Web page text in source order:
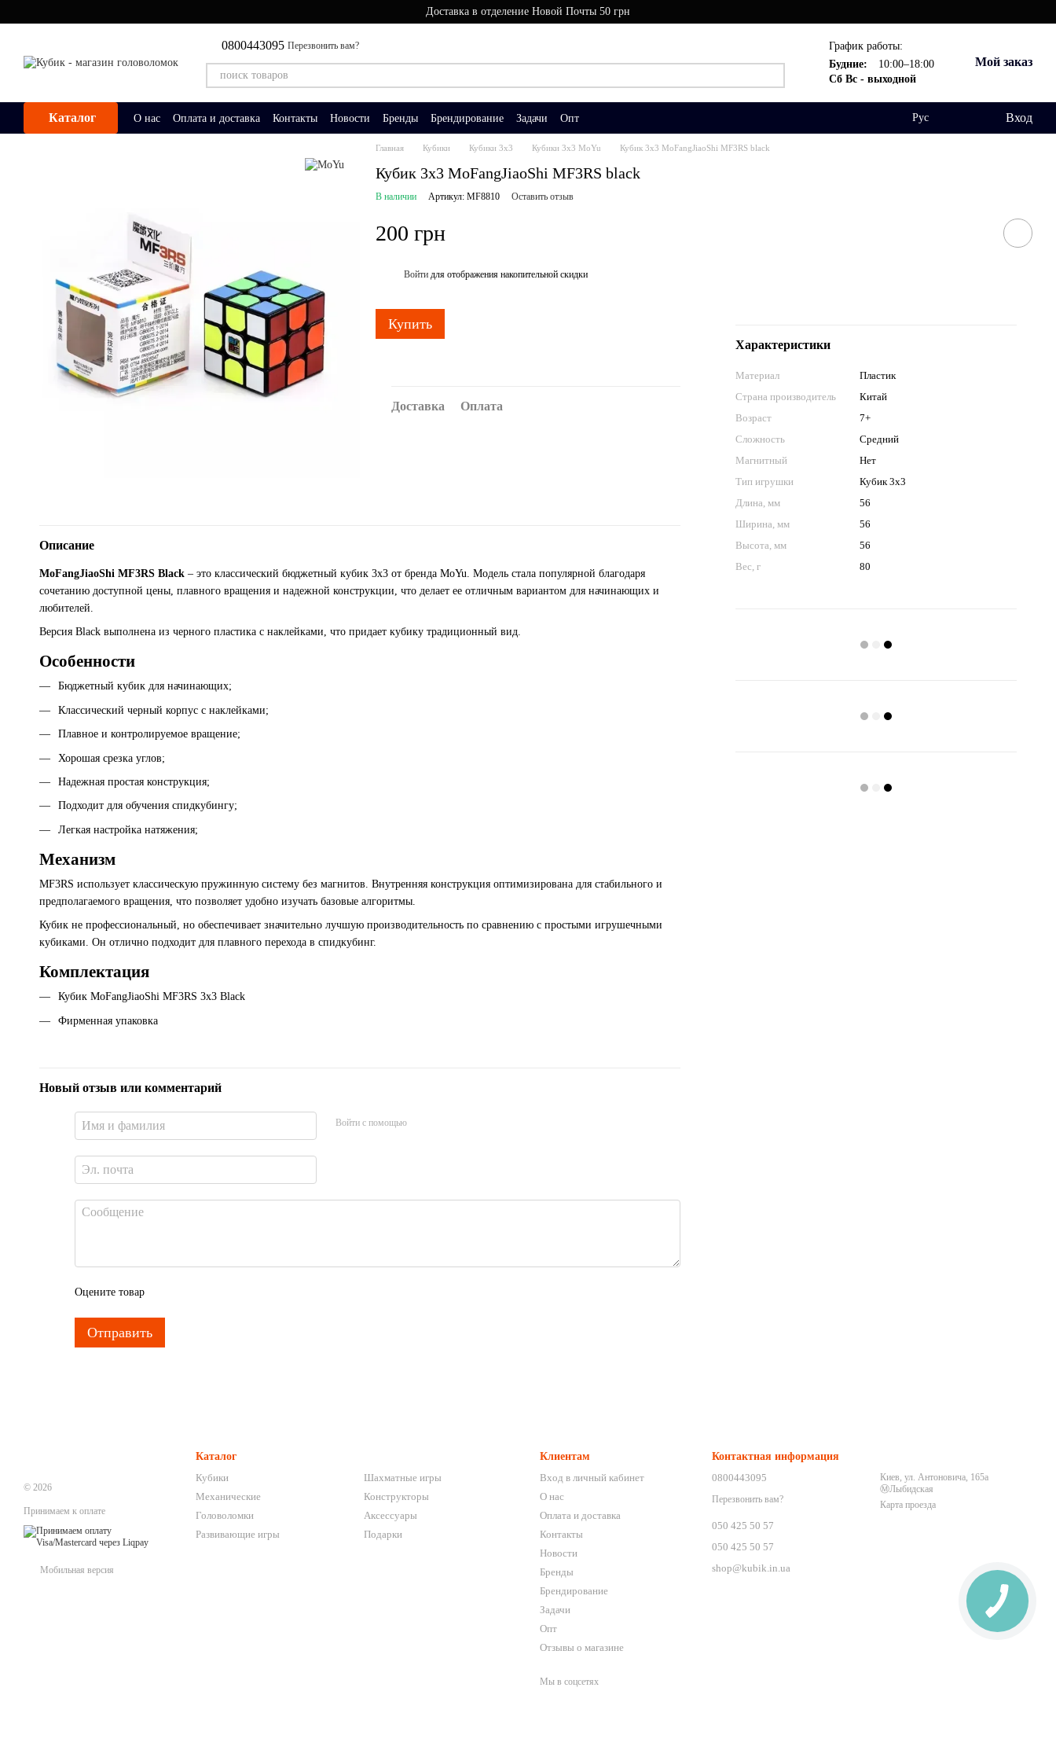
Доставка в отделение Новой Почты 50 грн
0800443095 Перезвонить вам?
График работы:
Будние:
10:00–18:00
Сб Вс - выходной
Мой заказ
Каталог О нас Оплата и доставка Контакты Новости Бренды Брендирование Задачи Опт Рус Вход
Главная Кубики Кубики 3x3 Кубики 3x3 MoYu Кубик 3х3 MoFangJiaoShi MF3RS black
Кубик 3х3 MoFangJiaoShi MF3RS black
В наличии Артикул: MF8810 Оставить отзыв
200 грн
Войти для отображения накопительной скидки
Купить
Доставка Оплата
Характеристики
Материал
Пластик
Страна производитель
Китай
Возраст
7+
Сложность
Средний
Магнитный
Нет
Тип игрушки
Кубик 3x3
Длина, мм
56
Ширина, мм
56
Высота, мм
56
Вес, г
80
Описание
MoFangJiaoShi MF3RS Black – это классический бюджетный кубик 3x3 от бренда MoYu. Модель стала популярной благодаря
сочетанию доступной цены, плавного вращения и надежной конструкции, что делает ее отличным вариантом для начинающих и
любителей.
Версия Black выполнена из черного пластика с наклейками, что придает кубику традиционный вид.
Особенности
Бюджетный кубик для начинающих;
Классический черный корпус с наклейками;
Плавное и контролируемое вращение;
Хорошая срезка углов;
Надежная простая конструкция;
Подходит для обучения спидкубингу;
Легкая настройка натяжения;
Механизм
MF3RS использует классическую пружинную систему без магнитов. Внутренняя конструкция оптимизирована для стабильного и
предполагаемого вращения, что позволяет удобно изучать базовые алгоритмы.
Кубик не профессиональный, но обеспечивает значительно лучшую производительность по сравнению с простыми игрушечными
кубиками. Он отлично подходит для плавного перехода в спидкубинг.
Комплектация
Кубик MoFangJiaoShi MF3RS 3x3 Black
Фирменная упаковка
Новый отзыв или комментарий
Войти с помощью
Оцените товар
Отправить
© 2026
Принимаем к оплате
Мобильная версия
Каталог
Кубики
Механические
Головоломки
Развивающие игры
Шахматные игры
Конструкторы
Аксессуары
Подарки
Клиентам
Вход в личный кабинет
О нас
Оплата и доставка
Контакты
Новости
Бренды
Брендирование
Задачи
Опт
Отзывы о магазине
Мы в соцсетях
Контактная информация
0800443095
Перезвонить вам?
050 425 50 57
050 425 50 57
shop@kubik.in.ua
Киев, ул. Антоновича, 165а
Ⓜ️Лыбидская
Карта проезда